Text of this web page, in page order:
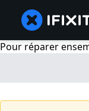
Pour réparer